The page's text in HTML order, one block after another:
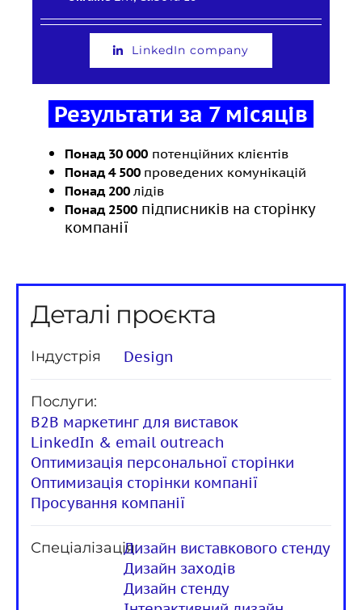
LinkedIn company
Результати за 7 місяців
Понад 30 000потенційних клієнтів
Понад 4 500 проведених комунікацій
Понад 200 лідів
Понад 2500підписників на сторінку
компанії
Деталі проєкта
Індустрія Design
Послуги:
B2B маркетинг для виставок
LinkedIn & email outreach
Оптимизація персональної сторінки
Оптимизація сторінки компанії
Просування компанії
Спеціалізація:Дизайн виставкового стенду
Дизайн заходів
Дизайн стенду